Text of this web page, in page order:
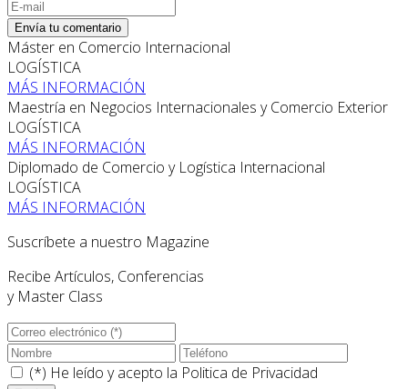
Envía tu comentario
Máster en Comercio Internacional
LOGÍSTICA
MÁS INFORMACIÓN
Maestría en Negocios Internacionales y Comercio Exterior
LOGÍSTICA
MÁS INFORMACIÓN
Diplomado de Comercio y Logística Internacional
LOGÍSTICA
MÁS INFORMACIÓN
Suscríbete a nuestro Magazine
Recibe Artículos, Conferencias
y Master Class
(*) He leído y acepto la Politica de Privacidad